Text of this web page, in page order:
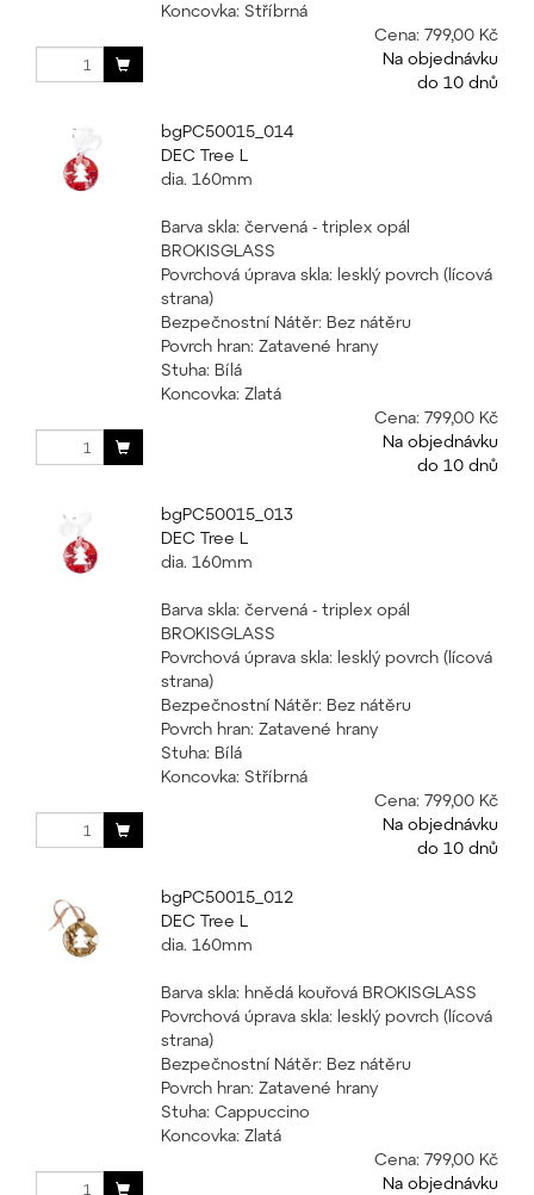
Koncovka: Stříbrná
Cena: 799,00 Kč
Na objednávku
do 10 dnů
bgPC50015_014
DEC Tree L
dia. 160mm
Barva skla: červená - triplex opál
BROKISGLASS
Povrchová úprava skla: lesklý povrch (lícová
strana)
Bezpečnostní Nátěr: Bez nátěru
Povrch hran: Zatavené hrany
Stuha: Bílá
Koncovka: Zlatá
Cena: 799,00 Kč
Na objednávku
do 10 dnů
bgPC50015_013
DEC Tree L
dia. 160mm
Barva skla: červená - triplex opál
BROKISGLASS
Povrchová úprava skla: lesklý povrch (lícová
strana)
Bezpečnostní Nátěr: Bez nátěru
Povrch hran: Zatavené hrany
Stuha: Bílá
Koncovka: Stříbrná
Cena: 799,00 Kč
Na objednávku
do 10 dnů
bgPC50015_012
DEC Tree L
dia. 160mm
Barva skla: hnědá kouřová BROKISGLASS
Povrchová úprava skla: lesklý povrch (lícová
strana)
Bezpečnostní Nátěr: Bez nátěru
Povrch hran: Zatavené hrany
Stuha: Cappuccino
Koncovka: Zlatá
Cena: 799,00 Kč
Na objednávku